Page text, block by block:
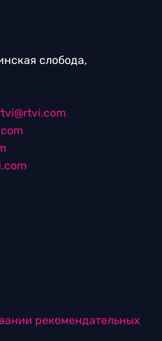
слобода,
рекомендательных